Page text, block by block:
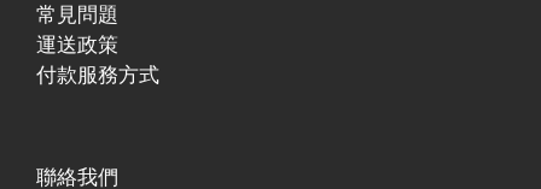
常見問題
運送政策
付款服務方式
聯絡我們